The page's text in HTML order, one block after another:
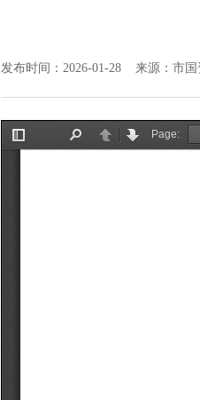
发布时间：2026-01-28 来源：市国